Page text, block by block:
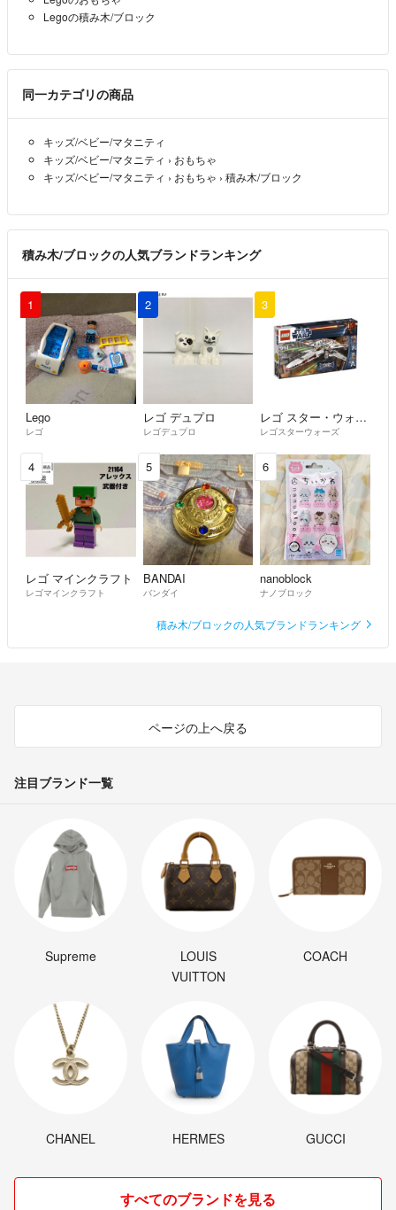
Legoの積み木/ブロック
同一カテゴリの商品
キッズ/ベビー/マタニティ
キッズ/ベビー/マタニティ › おもちゃ
キッズ/ベビー/マタニティ › おもちゃ › 積み木/ブロック
積み木/ブロックの人気ブランドランキング
1
Lego
レゴ
2
レゴ デュプロ
レゴデュプロ
3
レゴ スター・ウォーズ
レゴスターウォーズ
4
レゴ マインクラフト
レゴマインクラフト
5
BANDAI
バンダイ
6
nanoblock
ナノブロック
積み木/ブロックの人気ブランドランキング
ページの上へ戻る
注目ブランド一覧
Supreme
LOUIS
VUITTON
COACH
CHANEL HERMES GUCCI
すべてのブランドを見る